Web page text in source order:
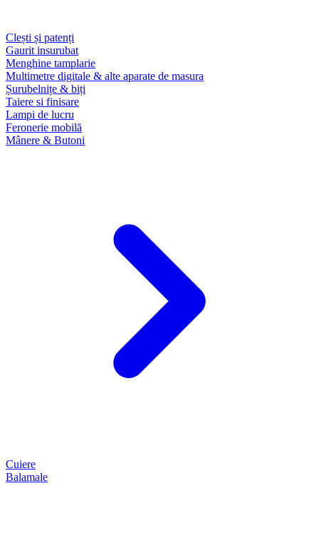
Clești și patenți
Gaurit insurubat
Menghine tamplarie
Multimetre digitale & alte aparate de masura
Șurubelnițe & biți
Taiere si finisare
Lampi de lucru
Feronerie mobilă
Mânere & Butoni
Cuiere
Balamale